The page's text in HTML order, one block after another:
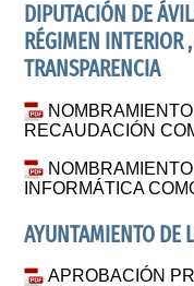
DIPUTACIÓN DE
RÉGIMEN INTERIOR
TRANSPARENCIA
RECAUDACIÓN
INFORMÁTICA
AYUNTAMIENTO DE
APROBACIÓN